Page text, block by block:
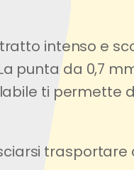
intenso e
punta da 0,7
ti permette